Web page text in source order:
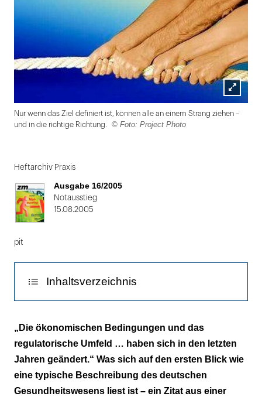
Lightbox
öffnen
Nur wenn das Ziel definiert ist, können alle an einem Strang ziehen –
und in die richtige Richtung.
© Foto: Project Photo
1
von
2
Heftarchiv Praxis
Ausgabe 16/2005
Notausstieg
15.08.2005
pit
Inhaltsverzeichnis
Abstrakt transferiert
„Die ökonomischen Bedingungen und das
regulatorische Umfeld … haben sich in den letzten
Jahren geändert.“ Was sich auf den ersten Blick wie
eine typische Beschreibung des deutschen
Gesundheitswesens liest ist – ein Zitat aus einer